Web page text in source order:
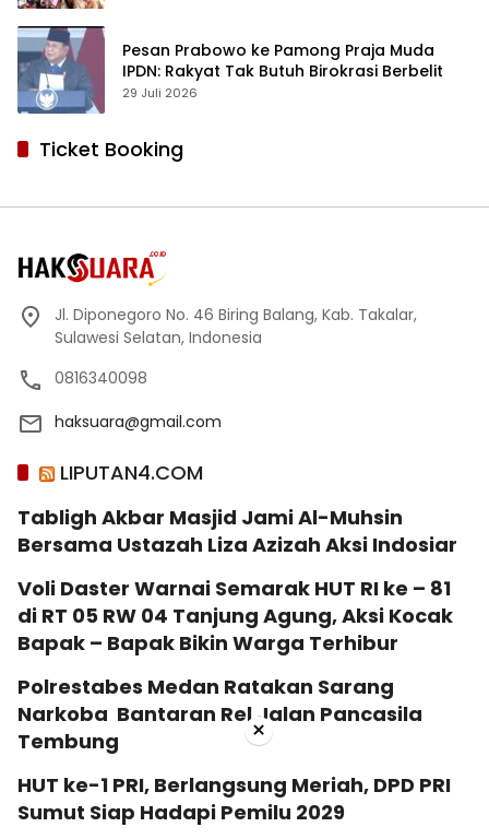
Pesan Prabowo ke Pamong Praja Muda
IPDN: Rakyat Tak Butuh Birokrasi Berbelit
29 Juli 2026
Ticket Booking
Jl. Diponegoro No. 46 Biring Balang, Kab. Takalar,
Sulawesi Selatan, Indonesia
0816340098
haksuara@gmail.com
LIPUTAN4.COM
Tabligh Akbar Masjid Jami Al-Muhsin
Bersama Ustazah Liza Azizah Aksi Indosiar
Voli Daster Warnai Semarak HUT RI ke – 81
di RT 05 RW 04 Tanjung Agung, Aksi Kocak
Bapak – Bapak Bikin Warga Terhibur
Polrestabes Medan Ratakan Sarang
Narkoba Bantaran Rel Jalan Pancasila
Tembung
HUT ke-1 PRI, Berlangsung Meriah, DPD PRI
Sumut Siap Hadapi Pemilu 2029
×